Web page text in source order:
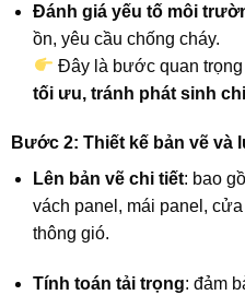
Đánh giá yếu tố môi
ồn, yêu cầu chống cháy.
Đây là bước quan
tối ưu, tránh phát sinh
Bước 2: Thiết kế bản vẽ và
Lên bản vẽ chi tiết: bao
vách panel, mái panel,
thông gió.
Tính toán tải trọng: đảm